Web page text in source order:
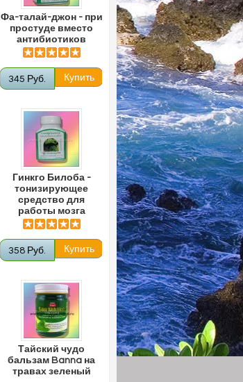
Фа-талай-джон - при
простуде вместо
антибиотиков
345 Руб.
Гинкго Билоба -
тонизирующее
средство для
работы мозга
358 Руб.
Тайский чудо
бальзам Banna на
травах зеленый